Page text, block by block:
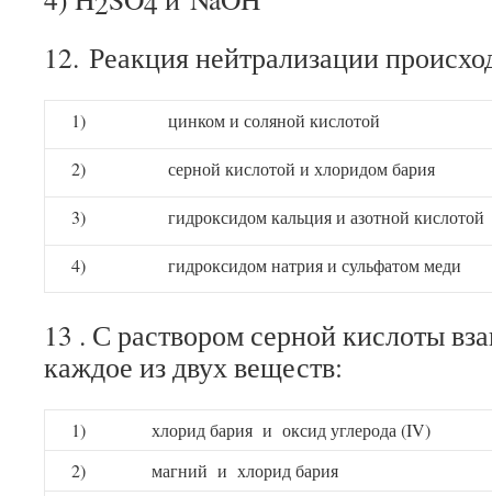
12. Реакция нейтрализации
1) цинком и соляной кислотой
2) серной кислотой и хлоридом бария
3) гидроксидом кальция и азотной кислотой
4) гидроксидом натрия и сульфатом меди
13 . С раствором серной кислоты
каждое из двух веществ:
1)
хлорид бария и оксид углерода (IV)
2)
магний и хлорид бария